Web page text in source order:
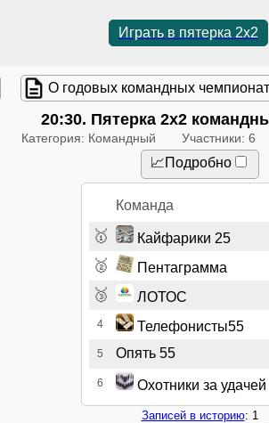
Играть в пятерка 2x2
О годовых командных
20:30. Пятерка 2x2
Категория: Командный Участники: 6
📈Подробно
Команда
🥇 Кайфарики 25
🥈 Пентаграмма
🥉 ЛОТОС
4 Телефонисты55
5 Опять 55
6 Охотники за удачей
Записей в историю: 1